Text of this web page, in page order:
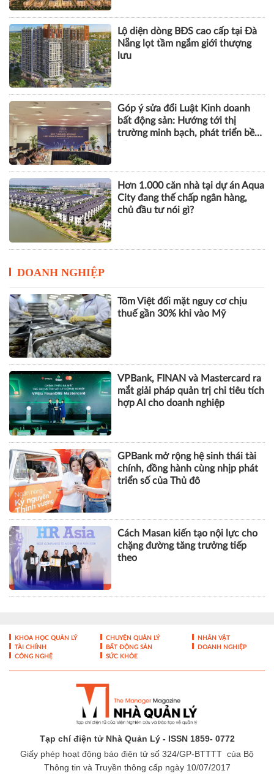
Lộ diện dòng BĐS cao cấp tại Đà
Nẵng lọt tầm ngắm giới thượng
lưu
Góp ý sửa đổi Luật Kinh doanh
bất động sản: Hướng tới thị
trường minh bạch, phát triển bền
Hơn 1.000 căn nhà tại dự án Aqua
City đang thế chấp ngân hàng,
chủ đầu tư nói gì?
DOANH NGHIỆP
Tôm Việt đối mặt nguy cơ chịu
thuế gần 30% khi vào Mỹ
VPBank, FINAN và Mastercard ra
mắt giải pháp quản trị chi tiêu tích
hợp AI cho doanh nghiệp
GPBank mở rộng hệ sinh thái tài
chính, đồng hành cùng nhịp phát
triển số của Thủ đô
Cách Masan kiến tạo nội lực cho
chặng đường tăng trưởng tiếp
theo
KHOA HỌC QUẢN LÝ CHUYỆN QUẢN LÝ
NHÂN VẬT
TÀI CHÍNH
BẤT ĐỘNG SẢN
DOANH NGHIỆP
CÔNG NGHỆ
SỨC KHỎE
Tạp chí điện tử Nhà Quản Lý - ISSN 1859- 0772
Giấy phép hoạt động báo điện tử số 324/GP-BTTTT của Bộ
Thông tin và Truyền thông cấp ngày 10/07/2017